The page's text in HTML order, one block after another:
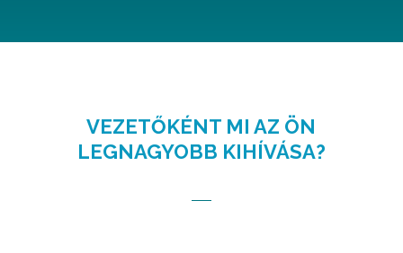
VEZETŐKÉNT MI AZ ÖN
LEGNAGYOBB KIHÍVÁSA?